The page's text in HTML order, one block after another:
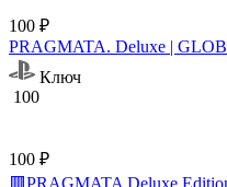
100 ₽
PRAGMATA. Deluxe |
Ключ
100
100 ₽
🟥PRAGMATA Deluxe